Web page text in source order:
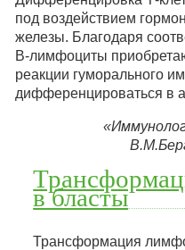
под воздействием
железы. Благодаря
В-лимфоциты
реакции гуморального
дифференцироваться в
в бласты
Трансформация